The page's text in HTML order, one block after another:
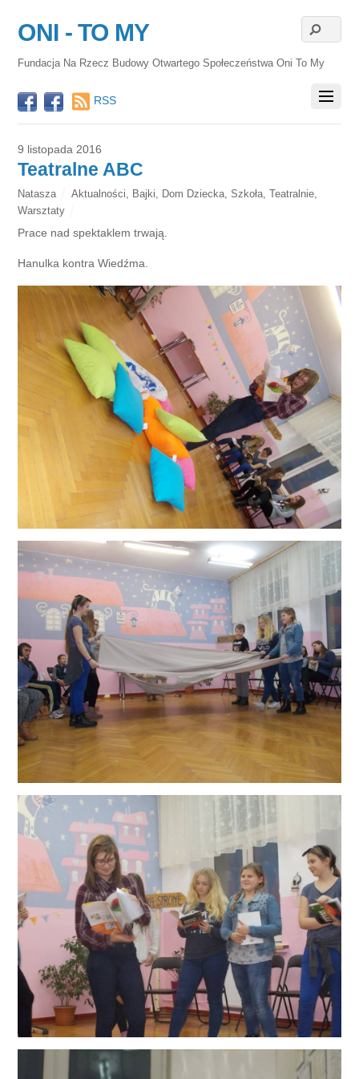
ONI - TO MY
Fundacja Na Rzecz Budowy Otwartego Społeczeństwa Oni To My
RSS
9 listopada 2016
Teatralne ABC
Natasza Aktualności Bajki Dom Dziecka Szkoła Teatralnie
Warsztaty
Prace nad spektaklem trwają.
Hanulka kontra Wiedźma.